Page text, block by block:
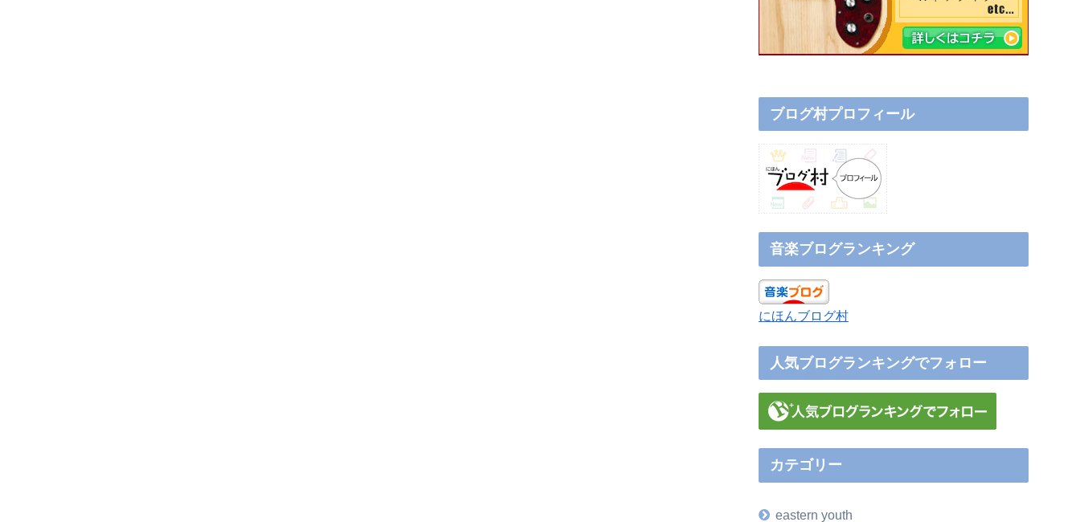
ブログ村プロフィール
音楽ブログランキング
にほんブログ村
人気ブログランキングでフォロー
カテゴリー
eastern youth